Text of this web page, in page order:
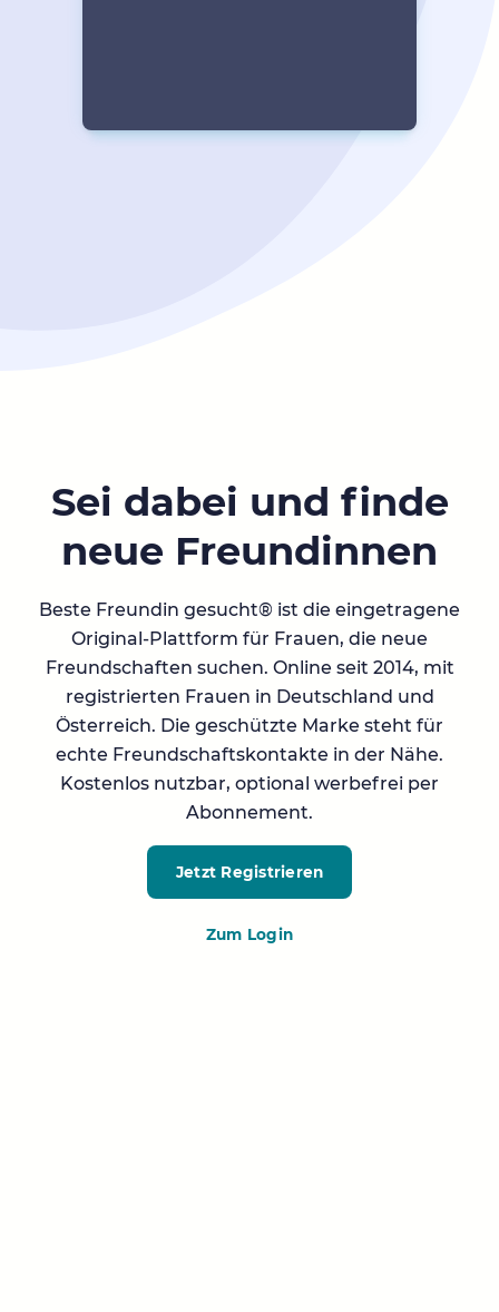
Sei dabei und finde
neue Freundinnen
Beste Freundin gesucht® ist die eingetragene
Original-Plattform für Frauen, die neue
Freundschaften suchen. Online seit 2014, mit
registrierten Frauen in Deutschland und
Österreich. Die geschützte Marke steht für
echte Freundschaftskontakte in der Nähe.
Kostenlos nutzbar, optional werbefrei per
Abonnement.
Jetzt Registrieren
Zum Login